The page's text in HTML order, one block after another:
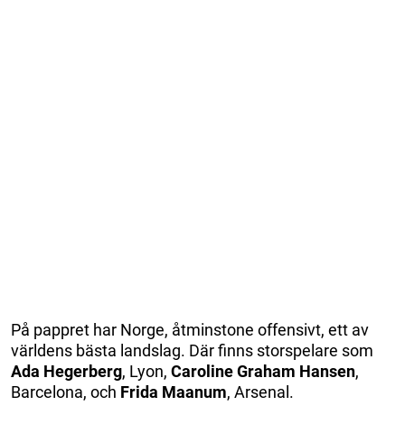
På pappret har Norge, åtminstone offensivt, ett av
världens bästa landslag. Där finns storspelare som
Ada Hegerberg, Lyon, Caroline Graham Hansen,
Barcelona, och Frida Maanum, Arsenal.